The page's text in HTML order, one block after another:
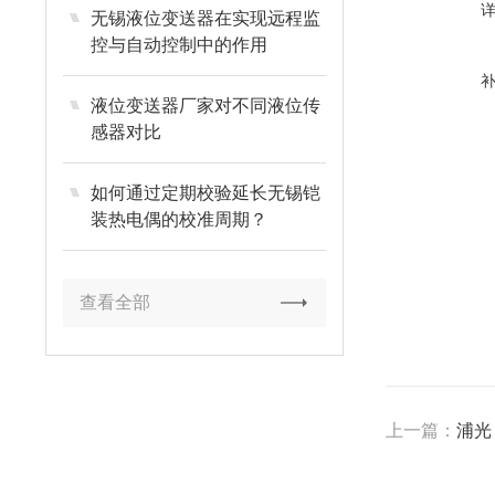
无锡液位变送器在实现远程监
控与自动控制中的作用
液位变送器厂家对不同液位传
感器对比
如何通过定期校验延长无锡铠
装热电偶的校准周期？
查看全部
上一篇：浦